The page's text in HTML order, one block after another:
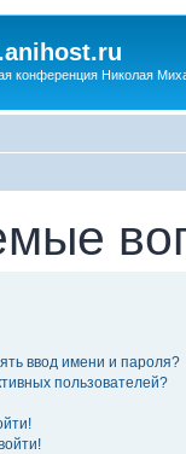
конференция Николая
ввод имени и пароля?
пользователей?